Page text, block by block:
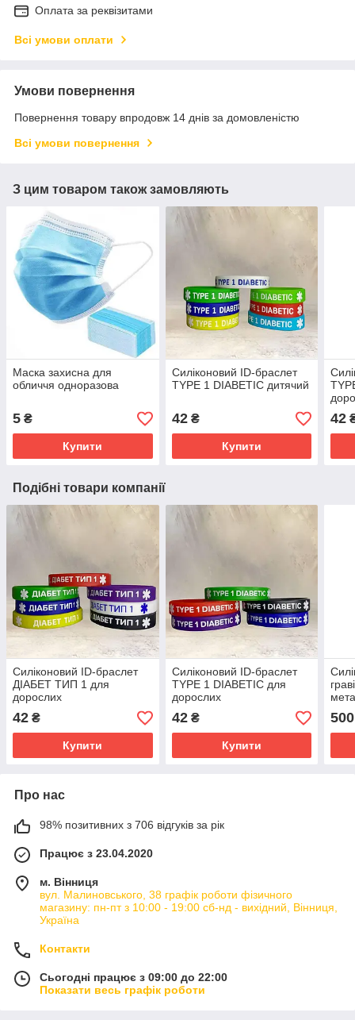
Оплата за реквізитами
Всі умови оплати
Умови повернення
Повернення товару впродовж 14 днів за домовленістю
Всі умови повернення
З цим товаром також замовляють
Маска захисна для
обличчя одноразова
5 ₴
Купити
Силіконовий ID-браслет
TYPE 1 DIABETIC дитячий
42₴
Купити
42
Подібні товари компанії
Силіконовий ID-браслет
ДІАБЕТ ТИП 1 для
дорослих
42 ₴
Купити
Силіконовий ID-браслет
TYPE 1 DIABETIC для
дорослих
42₴
Купити
500
Про нас
98% позитивних з 706 відгуків за рік
Працює з 23.04.2020
м. Вінниця
вул. Малиновського, 38 графік роботи фізичного
магазину: пн-пт з 10:00 - 19:00 сб-нд - вихідний, Вінниця,
Україна
Контакти
Сьогодні працює з 09:00 до 22:00
Показати весь графік роботи